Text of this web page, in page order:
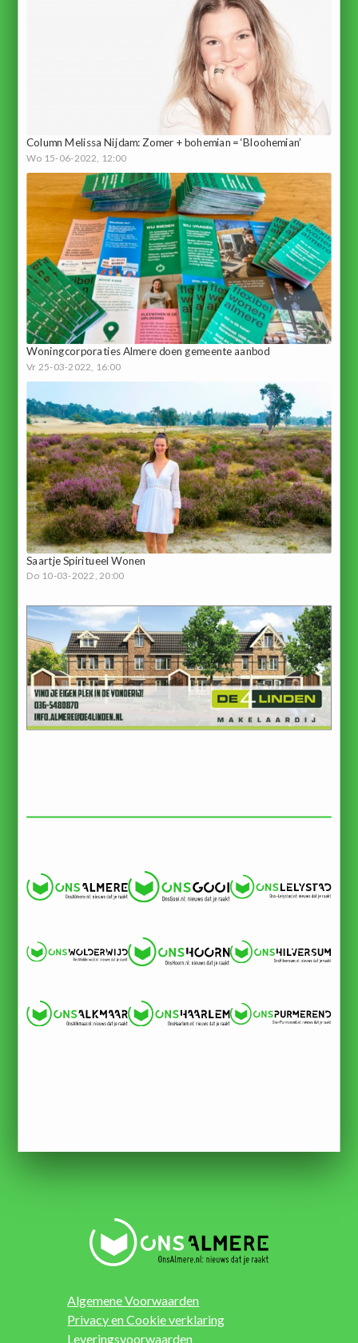
Column Melissa Nijdam: Zomer + bohemian = ‘Bloohemian’
Wo 15-06-2022, 12:00
Woningcorporaties Almere doen gemeente aanbod
Vr 25-03-2022, 16:00
Saartje Spiritueel Wonen
Do 10-03-2022, 20:00
Algemene Voorwaarden
Privacy en Cookie verklaring
Leveringsvoorwaarden